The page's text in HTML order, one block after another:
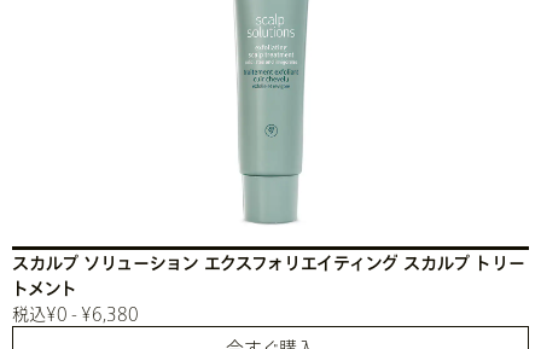
スカルプ ソリューション エクスフォリエイティング スカルプ トリー
トメント
税込¥0 - ¥6,380